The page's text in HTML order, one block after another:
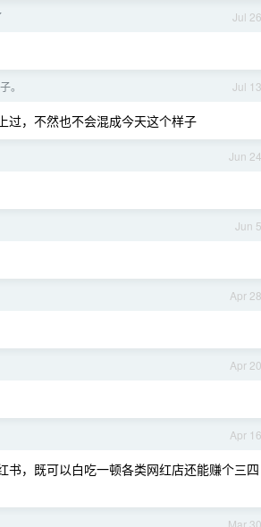
Jul 26
Jul 13
。
过，不然也不会混成今天这个样子
Jun 24
Jun 5
Apr 28
Apr 20
Apr 16
，既可以白吃一顿各类网红店还能赚个三四
Mar 30